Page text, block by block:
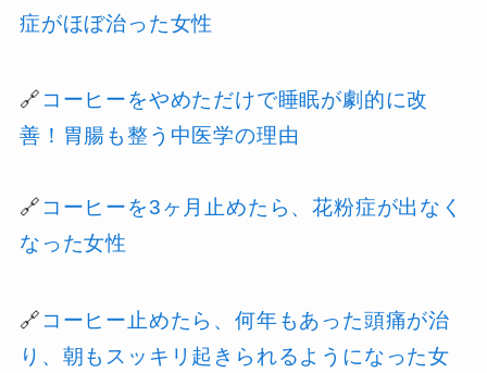
症がほぼ治った女性
🔗 コーヒーをやめただけで睡眠が劇的に改
善！胃腸も整う中医学の理由
🔗 コーヒーを3ヶ月止めたら、花粉症が出なく
なった女性
🔗 コーヒー止めたら、何年もあった頭痛が治
り、朝もスッキリ起きられるようになった女